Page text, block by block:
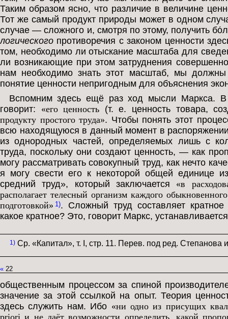
Таким образом ясно, что различие в величине
Тот же самый продукт природы может в одном
случае — сложного и, смотря по этому, получить
логического противоречия с законом ценности
том, необходимо ли отыскание масштаба для
ли возникающие при этом затруднения
нам необходимо знать этот масштаб, мы
понятие ценности непригодным для объяснения
Вспомним здесь ещё раз ход мысли Маркса.
говорит: «его ценность (т. е. ценность товара,
продукту простого труда». Чтобы понять этот
всю находящуюся в данный момент в
из однородных частей, определяемых лишь с
труда, поскольку они создают ценность, — как
могу рассматривать совокупный труд, как нечто
я могу свести его к некоторой общей единице
средний труд», который заключается «в
располагает телесный организм каждого
подготовкой» 1). Сложный труд составляет
какое кратное? Это, говорит Маркс, устанавливается
1)Ср. «Капитал», т. I, стр. 11. Перев. под ред. Степанова
« 22
общественным процессом за спиной
значение за этой ссылкой на опыт. Теория
здесь служить нам. Ибо «ни одно из присущих
priori и не даёт возможности определить, какой